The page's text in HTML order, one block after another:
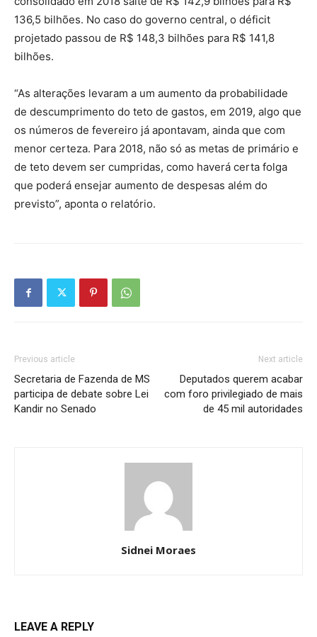
136,5 bilhões. No caso do governo central, o déficit
projetado passou de R$ 148,3 bilhões para R$ 141,8
bilhões.
“As alterações levaram a um aumento da probabilidade
de descumprimento do teto de gastos, em 2019, algo que
os números de fevereiro já apontavam, ainda que com
menor certeza. Para 2018, não só as metas de primário e
de teto devem ser cumpridas, como haverá certa folga
que poderá ensejar aumento de despesas além do
previsto”, aponta o relatório.
Previous article
Secretaria de Fazenda de MS
participa de debate sobre Lei
Kandir no Senado
Next article
Deputados querem acabar
com foro privilegiado de mais
de 45 mil autoridades
Sidnei Moraes
LEAVE A REPLY